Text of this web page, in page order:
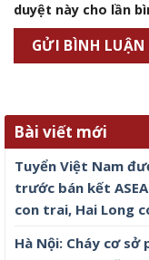
duyệt này cho lần
Bài viết mới
Tuyển Việt Nam
trước bán kết
con trai, Hai Long
Hà Nội: Cháy cơ